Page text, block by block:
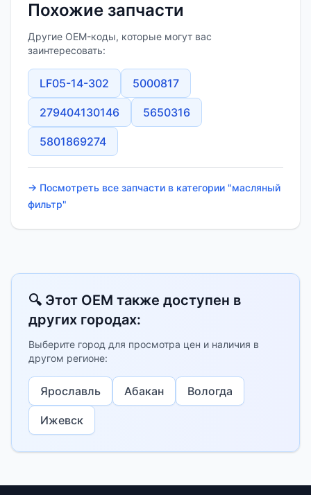
Похожие запчасти
Другие OEM-коды, которые могут вас
заинтересовать:
LF05-14-302 5000817
279404130146 5650316
5801869274
→ Посмотреть все запчасти в категории "масляный
фильтр"
🔍 Этот OEM также доступен в
других городах:
Выберите город для просмотра цен и наличия в
другом регионе:
Ярославль Абакан Вологда
Ижевск